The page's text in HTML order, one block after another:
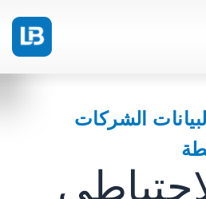
الشركات